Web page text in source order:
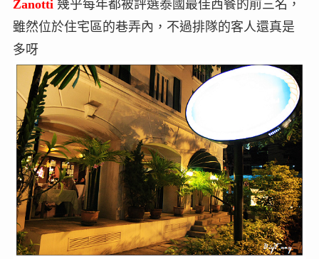
Zanotti幾乎每年都被評選泰國最佳西餐的前三名，
雖然位於住宅區的巷弄內，不過排隊的客人還真是
多呀